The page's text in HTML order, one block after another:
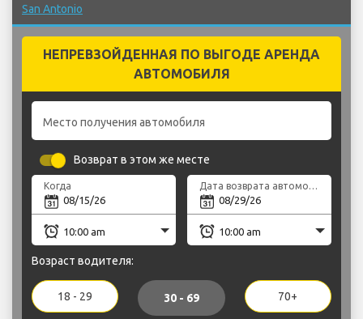
San Antonio
НЕПРЕВЗОЙДЕННАЯ ПО ВЫГОДЕ АРЕНДА
АВТОМОБИЛЯ
Место получения автомобиля
Возврат в этом же месте
Когда Дата возврата автомобиля
Возраст водителя:
18 - 29 30 - 69 70+